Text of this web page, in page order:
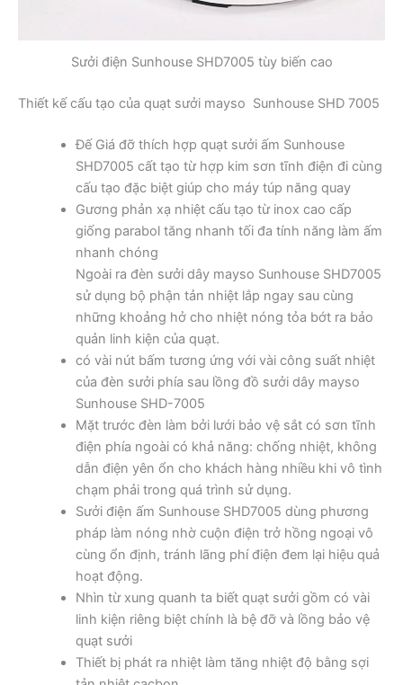
Sưởi điện Sunhouse SHD7005 tùy biến cao
Thiết kế cấu tạo của quạt sưởi mayso Sunhouse SHD 7005
Đế Giá đỡ thích hợp quạt sưởi ấm Sunhouse
SHD7005 cất tạo từ hợp kim sơn tĩnh điện đi cùng
cấu tạo đặc biệt giúp cho máy túp năng quay
Gương phản xạ nhiệt cấu tạo từ inox cao cấp
giống parabol tăng nhanh tối đa tính năng làm ấm
nhanh chóng
Ngoài ra đèn sưởi dây mayso Sunhouse SHD7005
sử dụng bộ phận tản nhiệt lắp ngay sau cùng
những khoảng hở cho nhiệt nóng tỏa bớt ra bảo
quản linh kiện của quạt.
có vài nút bấm tương ứng với vài công suất nhiệt
của đèn sưởi phía sau lồng đồ sưởi dây mayso
Sunhouse SHD-7005
Mặt trước đèn làm bởi lưới bảo vệ sắt có sơn tĩnh
điện phía ngoài có khả năng: chống nhiệt, không
dẫn điện yên ổn cho khách hàng nhiều khi vô tình
chạm phải trong quá trình sử dụng.
Sưởi điện ấm Sunhouse SHD7005 dùng phương
pháp làm nóng nhờ cuộn điện trở hồng ngoại vô
cùng ổn định, tránh lãng phí điện đem lại hiệu quả
hoạt động.
Nhìn từ xung quanh ta biết quạt sưởi gồm có vài
linh kiện riêng biệt chính là bệ đỡ và lồng bảo vệ
quạt sưởi
Thiết bị phát ra nhiệt làm tăng nhiệt độ bằng sợi